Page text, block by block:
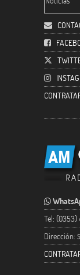
Tel: (0353)
Dirección: